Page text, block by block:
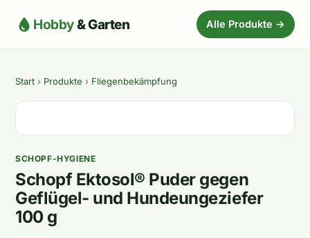
Hobby& Garten Alle Produkte →
Start › Produkte › Fliegenbekämpfung
SCHOPF-HYGIENE
Schopf Ektosol® Puder gegen
Geflügel- und Hundeungeziefer
100 g